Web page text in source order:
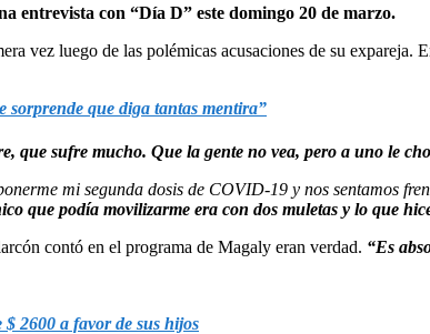
entrevista con “Día D” este domingo 20 de marzo.
vez luego de las polémicas acusaciones de su expareja.
sorprende que diga tantas mentira”
sufre mucho. Que la gente no vea, pero a uno le
mi segunda dosis de COVID-19 y nos sentamos
que podía movilizarme era con dos muletas y lo que
contó en el programa de Magaly eran verdad. “Es
2600 a favor de sus hijos